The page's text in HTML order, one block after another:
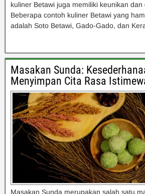
kuliner Betawi juga memiliki keunikan
Beberapa contoh kuliner Betawi yang
adalah Soto Betawi, Gado-Gado, dan
Masakan Sunda:
Menyimpan Cita Rasa
Masakan Sunda merupakan salah satu